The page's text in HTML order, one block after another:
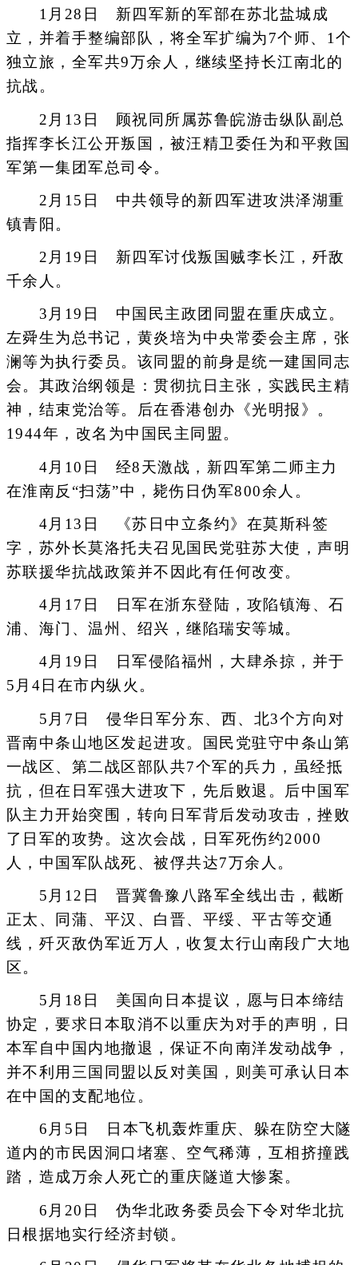
1月28日 新四军新的军部在苏北盐城成
立，并着手整编部队，将全军扩编为7个师、1个
独立旅，全军共9万余人，继续坚持长江南北的
抗战。
2月13日 顾祝同所属苏鲁皖游击纵队副总
指挥李长江公开叛国，被汪精卫委任为和平救国
军第一集团军总司令。
2月15日 中共领导的新四军进攻洪泽湖重
镇青阳。
2月19日 新四军讨伐叛国贼李长江，歼敌
千余人。
3月19日 中国民主政团同盟在重庆成立。
左舜生为总书记，黄炎培为中央常委会主席，张
澜等为执行委员。该同盟的前身是统一建国同志
会。其政治纲领是：贯彻抗日主张，实践民主精
神，结束党治等。后在香港创办《光明报》。
1944年，改名为中国民主同盟。
4月10日 经8天激战，新四军第二师主力
在淮南反“扫荡”中，毙伤日伪军800余人。
4月13日 《苏日中立条约》在莫斯科签
字，苏外长莫洛托夫召见国民党驻苏大使，声明
苏联援华抗战政策并不因此有任何改变。
4月17日 日军在浙东登陆，攻陷镇海、石
浦、海门、温州、绍兴，继陷瑞安等城。
4月19日 日军侵陷福州，大肆杀掠，并于
5月4日在市内纵火。
5月7日 侵华日军分东、西、北3个方向对
晋南中条山地区发起进攻。国民党驻守中条山第
一战区、第二战区部队共7个军的兵力，虽经抵
抗，但在日军强大进攻下，先后败退。后中国军
队主力开始突围，转向日军背后发动攻击，挫败
了日军的攻势。这次会战，日军死伤约2000
人，中国军队战死、被俘共达7万余人。
5月12日 晋冀鲁豫八路军全线出击，截断
正太、同蒲、平汉、白晋、平绥、平古等交通
线，歼灭敌伪军近万人，收复太行山南段广大地
区。
5月18日 美国向日本提议，愿与日本缔结
协定，要求日本取消不以重庆为对手的声明，日
本军自中国内地撤退，保证不向南洋发动战争，
并不利用三国同盟以反对美国，则美可承认日本
在中国的支配地位。
6月5日 日本飞机轰炸重庆、躲在防空大隧
道内的市民因洞口堵塞、空气稀薄，互相挤撞践
踏，造成万余人死亡的重庆隧道大惨案。
6月20日 伪华北政务委员会下令对华北抗
日根据地实行经济封锁。